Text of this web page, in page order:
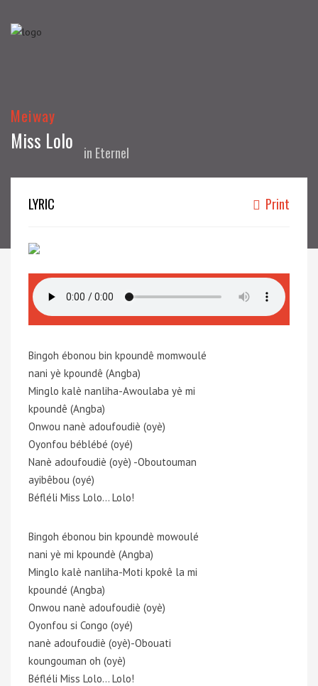
Meiway
Miss Lolo in Eternel
LYRIC Print
Bingoh ébonou bin kpoundê momwoulé
nani yè kpoundê (Angba)
Minglo kalè nanliha-Awoulaba yè mi
kpoundê (Angba)
Onwou nanè adoufoudiè (oyè)
Oyonfou béblébé (oyé)
Nanè adoufoudiè (oyè) -Oboutouman
ayibêbou (oyé)
Béfléli Miss Lolo… Lolo!
Bingoh ébonou bin kpoundè mowoulé
nani yè mi kpoundè (Angba)
Minglo kalè nanliha-Moti kpokê la mi
kpoundé (Angba)
Onwou nanè adoufoudiè (oyè)
Oyonfou si Congo (oyé)
nanè adoufoudiè (oyè)-Obouati
koungouman oh (oyè)
Béfléli Miss Lolo… Lolo!